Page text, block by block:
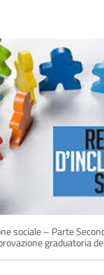
sociale – Parte
graduatoria